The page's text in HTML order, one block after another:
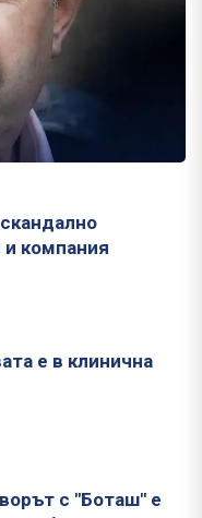
компания
е в клинична
с "Боташ" е